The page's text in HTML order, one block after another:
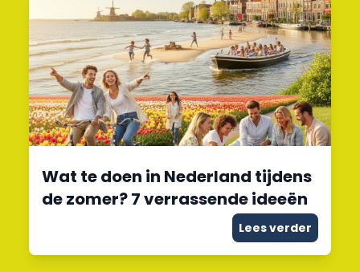
Wat te doen in Nederland tijdens
de zomer? 7 verrassende ideeën
Lees verder